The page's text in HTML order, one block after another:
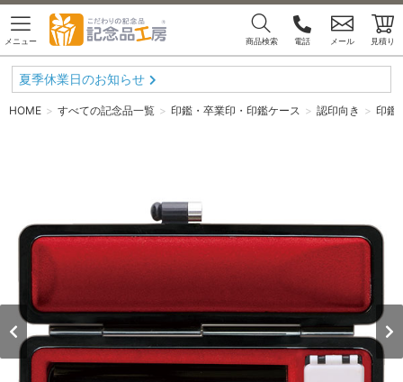
メニュー 商品検索 電話 メール 見積り
夏季休業日のお知らせ
HOME すべての記念品一覧 印鑑・卒業印・印鑑ケース 認印向き 印鑑